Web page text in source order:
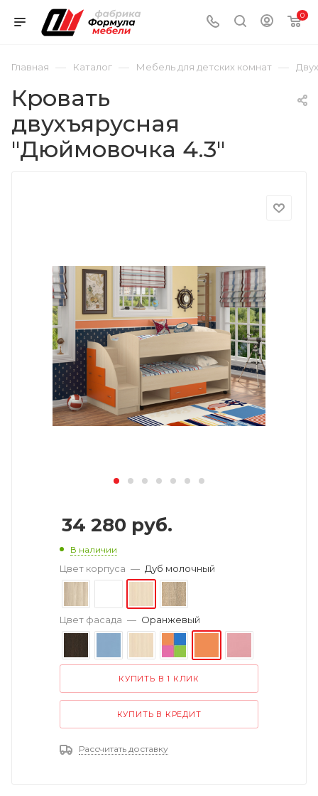
0
Главная — Каталог — Мебель для детских комнат —
Кровать
двухъярусная
"Дюймовочка 4.3"
34 280 руб.
В наличии
Цвет корпуса — Дуб молочный
Цвет фасада — Оранжевый
КУПИТЬ В 1 КЛИК
КУПИТЬ В КРЕДИТ
Рассчитать доставку